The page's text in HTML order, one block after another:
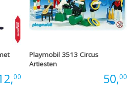
00
Playmobil 3513 Circus
Artiesten
50,00